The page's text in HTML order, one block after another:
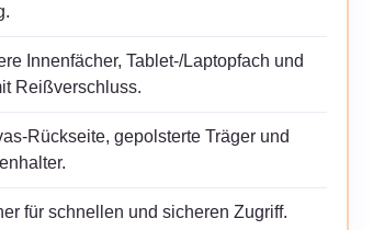
Innenfächer, Tablet-/Laptopfach und
Reißverschluss.
Rückseite, gepolsterte Träger und
für schnellen und sicheren Zugriff.